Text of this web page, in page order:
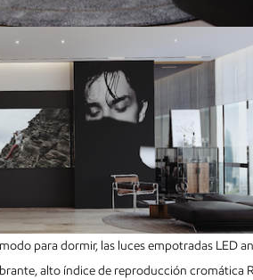
para dormir, las luces empotradas LED
alto índice de reproducción cromática